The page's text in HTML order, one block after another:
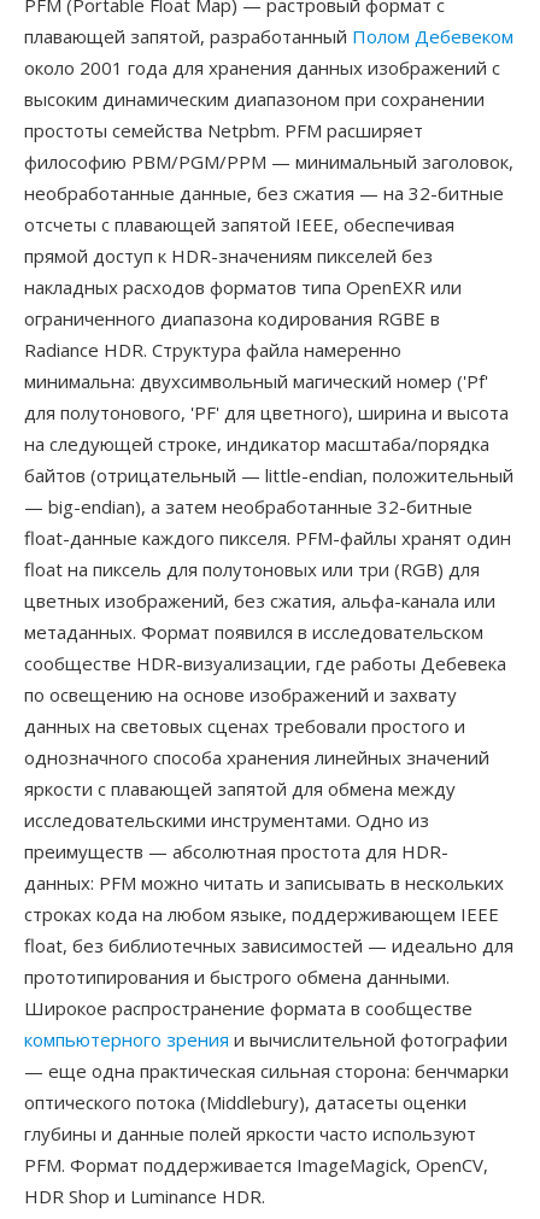
PFM (Portable Float Map) — растровый формат с
плавающей запятой, разработанный Полом Дебевеком
около 2001 года для хранения данных изображений с
высоким динамическим диапазоном при сохранении
простоты семейства Netpbm. PFM расширяет
философию PBM/PGM/PPM — минимальный заголовок,
необработанные данные, без сжатия — на 32-битные
отсчеты с плавающей запятой IEEE, обеспечивая
прямой доступ к HDR-значениям пикселей без
накладных расходов форматов типа OpenEXR или
ограниченного диапазона кодирования RGBE в
Radiance HDR. Структура файла намеренно
минимальна: двухсимвольный магический номер ('Pf'
для полутонового, 'PF' для цветного), ширина и высота
на следующей строке, индикатор масштаба/порядка
байтов (отрицательный — little-endian, положительный
— big-endian), а затем необработанные 32-битные
float-данные каждого пикселя. PFM-файлы хранят один
float на пиксель для полутоновых или три (RGB) для
цветных изображений, без сжатия, альфа-канала или
метаданных. Формат появился в исследовательском
сообществе HDR-визуализации, где работы Дебевека
по освещению на основе изображений и захвату
данных на световых сценах требовали простого и
однозначного способа хранения линейных значений
яркости с плавающей запятой для обмена между
исследовательскими инструментами. Одно из
преимуществ — абсолютная простота для HDR-
данных: PFM можно читать и записывать в нескольких
строках кода на любом языке, поддерживающем IEEE
float, без библиотечных зависимостей — идеально для
прототипирования и быстрого обмена данными.
Широкое распространение формата в сообществе
компьютерного зрения и вычислительной фотографии
— еще одна практическая сильная сторона: бенчмарки
оптического потока (Middlebury), датасеты оценки
глубины и данные полей яркости часто используют
PFM. Формат поддерживается ImageMagick, OpenCV,
HDR Shop и Luminance HDR.